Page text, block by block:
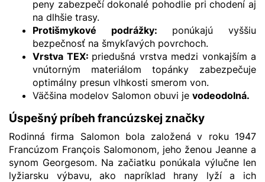
peny zabezpečí dokonalé pohodlie pri chodení aj
na dlhšie trasy.
Protišmykové podrážky: ponúkajú vyššiu
bezpečnosť na šmykľavých povrchoch.
Vrstva TEX: priedušná vrstva medzi vonkajším a
vnútorným materiálom topánky zabezpečuje
optimálny presun vlhkosti smerom von.
Väčšina modelov Salomon obuvi je vodeodolná.
Úspešný príbeh francúzskej značky
Rodinná firma Salomon bola založená v roku 1947
Francúzom François Salomonom, jeho ženou Jeanne a
synom Georgesom. Na začiatku ponúkala výlučne len
lyžiarsku výbavu, ako napríklad hrany lyží a ich